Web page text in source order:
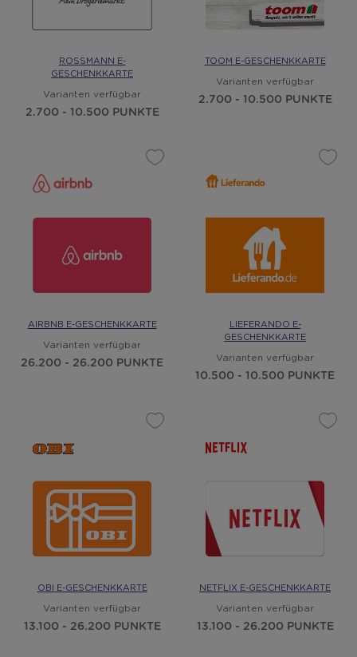
ROSSMANN E-
GESCHENKKARTE
Varianten verfügbar
2.700 - 10.500 PUNKTE
TOOM E-GESCHENKKARTE
Varianten verfügbar
2.700 - 10.500 PUNKTE
AIRBNB E-GESCHENKKARTE
Varianten verfügbar
26.200 - 26.200 PUNKTE
LIEFERANDO E-
GESCHENKKARTE
Varianten verfügbar
10.500 - 10.500 PUNKTE
OBI E-GESCHENKKARTE
Varianten verfügbar
13.100 - 26.200 PUNKTE
NETFLIX E-GESCHENKKARTE
Varianten verfügbar
13.100 - 26.200 PUNKTE